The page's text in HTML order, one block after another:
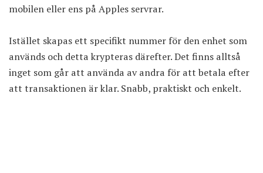
mobilen eller ens på Apples servrar.
Istället skapas ett specifikt nummer för den enhet som
används och detta krypteras därefter. Det finns alltså
inget som går att använda av andra för att betala efter
att transaktionen är klar. Snabb, praktiskt och enkelt.